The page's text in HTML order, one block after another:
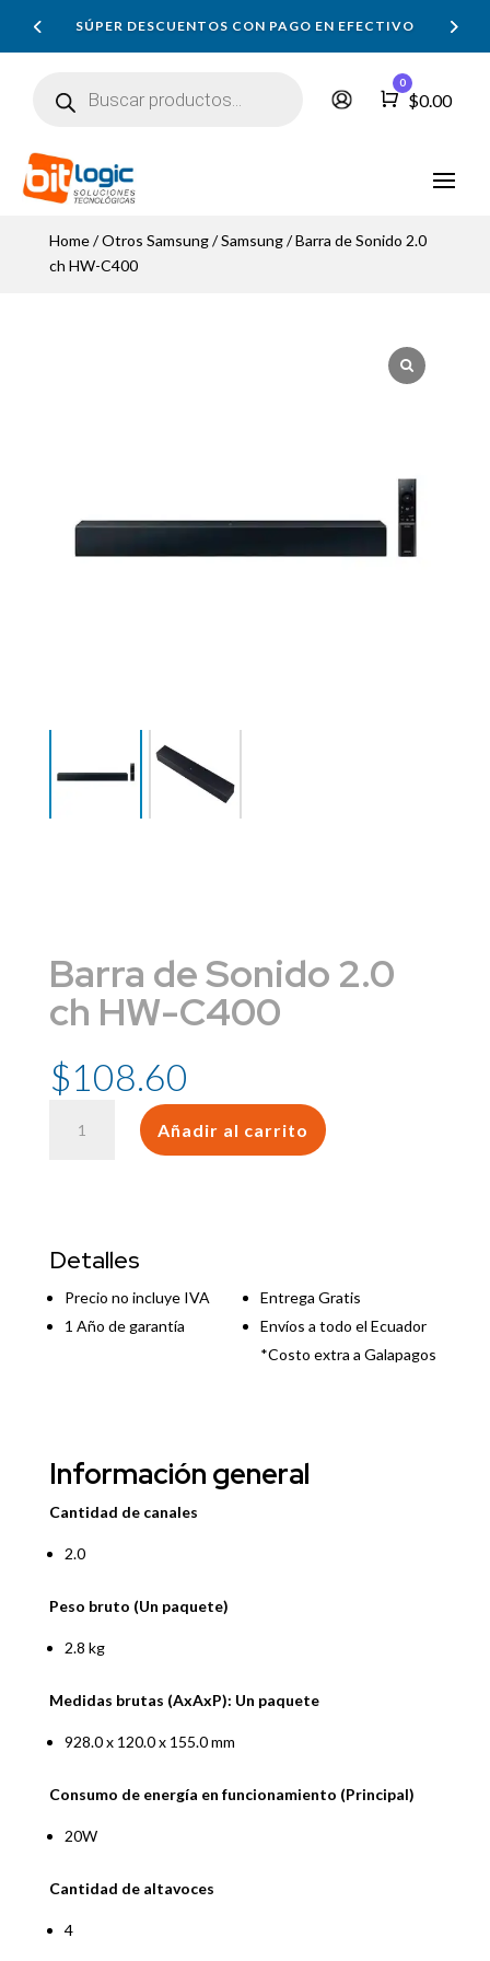
SÚPER DESCUENTOS CON PAGO EN EFECTIVO
productos
Carro
0
$0.00
Home/Otros Samsung/Samsung/ Barra de Sonido 2.0
ch HW-C400
Barra de Sonido 2.0
ch HW-C400
$108.60
C400
Añadir al carrito
Detalles
Precio no incluye IVA
1 Año de garantía
Entrega Gratis
Envíos a todo el Ecuador
*Costo extra a Galapagos
Información general
Cantidad de canales
2.0
Peso bruto (Un paquete)
2.8 kg
Medidas brutas (AxAxP): Un paquete
928.0 x 120.0 x 155.0 mm
Consumo de energía en funcionamiento (Principal)
20W
Cantidad de altavoces
4